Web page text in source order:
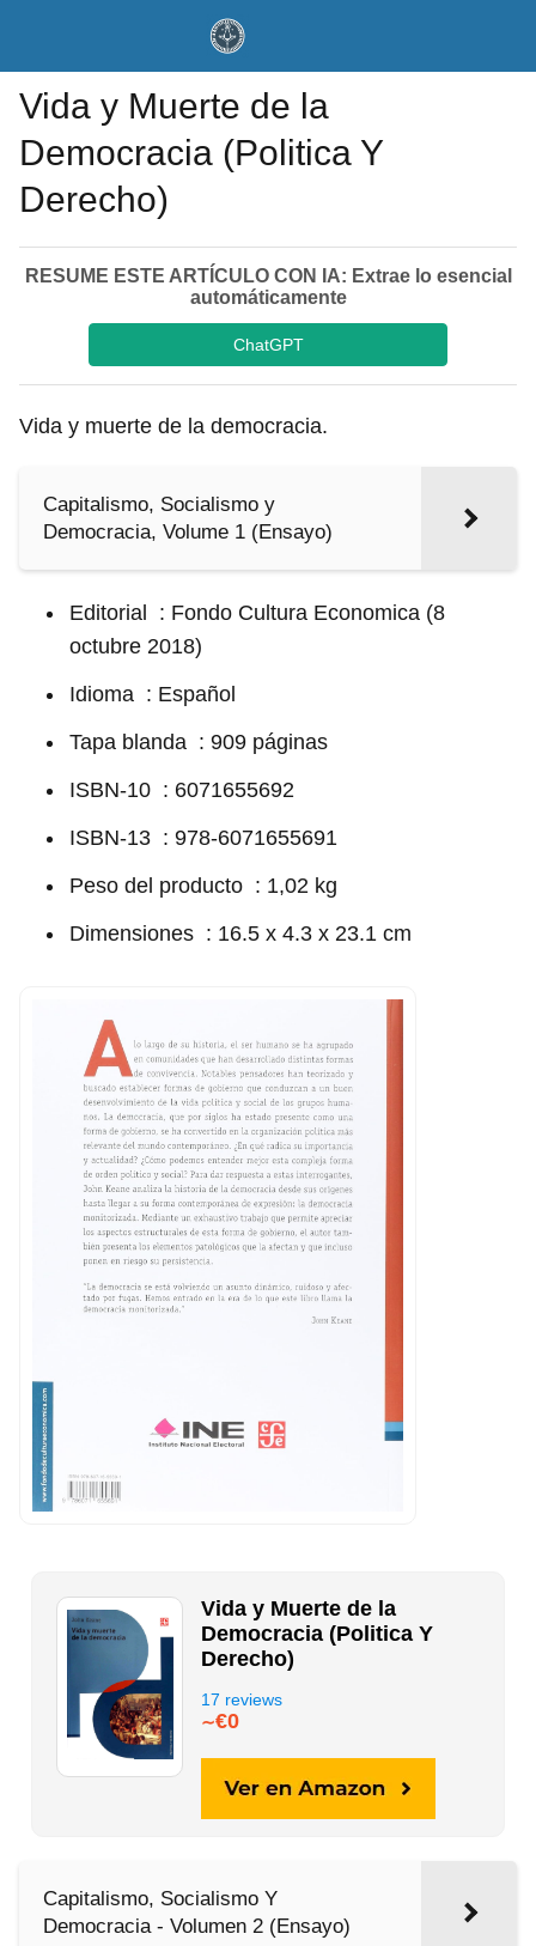
Vida y Muerte de la
Democracia (Politica Y
Derecho)
RESUME ESTE ARTÍCULO CON IA: Extrae lo esencial
automáticamente
ChatGPT
Vida y muerte de la democracia.
Capitalismo, Socialismo y
Democracia, Volume 1 (Ensayo)
Editorial ‏ ‎: Fondo Cultura Economica (8
octubre 2018)
Idioma ‏ ‎: Español
Tapa blanda ‏ ‎: 909 páginas
ISBN-10 ‏ ‎: 6071655692
ISBN-13 ‏ ‎: 978-6071655691
Peso del producto ‏ ‎: 1,02 kg
Dimensiones ‏ ‎: 16.5 x 4.3 x 23.1 cm
Vida y Muerte de la
Democracia (Politica Y
Derecho)
17 reviews
∼€0
Capitalismo, Socialismo Y
Democracia - Volumen 2 (Ensayo)